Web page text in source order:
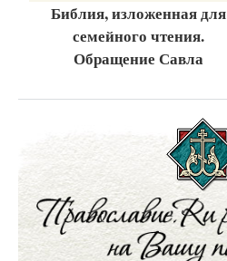
Библия, изложенная для
семейного чтения.
Обращение Савла